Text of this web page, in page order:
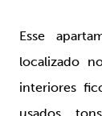
Esse
localizado
interiores